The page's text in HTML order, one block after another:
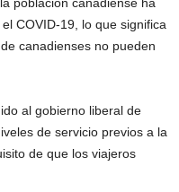
COVID-19, lo que significa
canadienses no pueden
al gobierno liberal de
de servicio previos a la
de que los viajeros